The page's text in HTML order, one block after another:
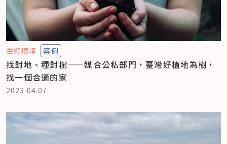
生態環境 案例
找對地、種對樹——媒合公私部門，臺灣好植地為樹，
找一個合適的家
2023.04.07